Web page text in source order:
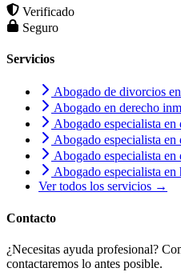
Verificado
Seguro
Servicios
Abogado de divorcios
Abogado en derecho
Abogado especialista
Abogado especialista
Abogado especialista en
Abogado especialista en
Ver todos los servicios →
Contacto
¿Necesitas ayuda profesional?
contactaremos lo antes posible.